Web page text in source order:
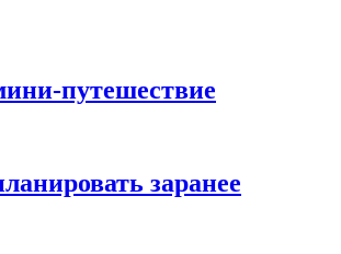
путешествие
заранее